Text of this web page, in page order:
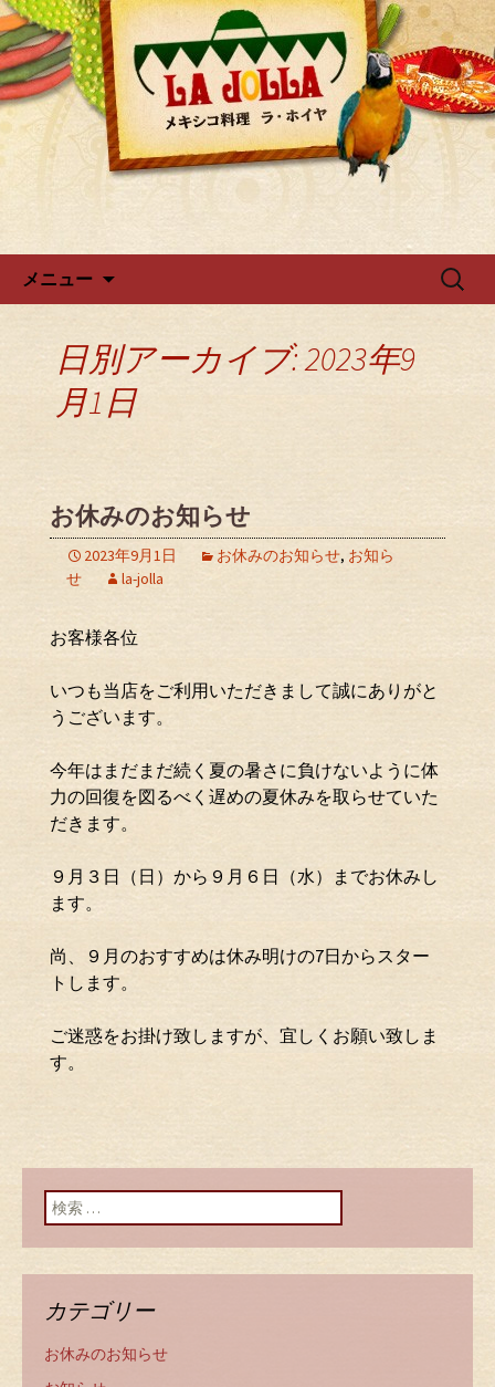
広尾・麻布のメキシカン「ラ・
ホイヤ」
ラ・ホイヤからのお知らせ
メニュー
検
日別アーカイブ: 2023年9
月1日
お休みのお知らせ
2023年9月1日 お休みのお知らせ, お知ら
せ
la-jolla
お客様各位
いつも当店をご利用いただきまして誠にありがと
うございます。
今年はまだまだ続く夏の暑さに負けないように体
力の回復を図るべく遅めの夏休みを取らせていた
だきます。
９月３日（日）から９月６日（水）までお休みし
ます。
尚、９月のおすすめは休み明けの7日からスター
トします。
ご迷惑をお掛け致しますが、宜しくお願い致しま
す。
検索:
カテゴリー
お休みのお知らせ